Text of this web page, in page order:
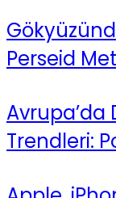
Perseid
Avrupa’da
Trendleri: